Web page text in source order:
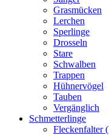
Grasmücken
Lerchen
Sperlinge
Drosseln
Stare
Schwalben
Trappen
Hühnervögel
Tauben
Vergänglich
Schmetterlinge
Fleckenfalter